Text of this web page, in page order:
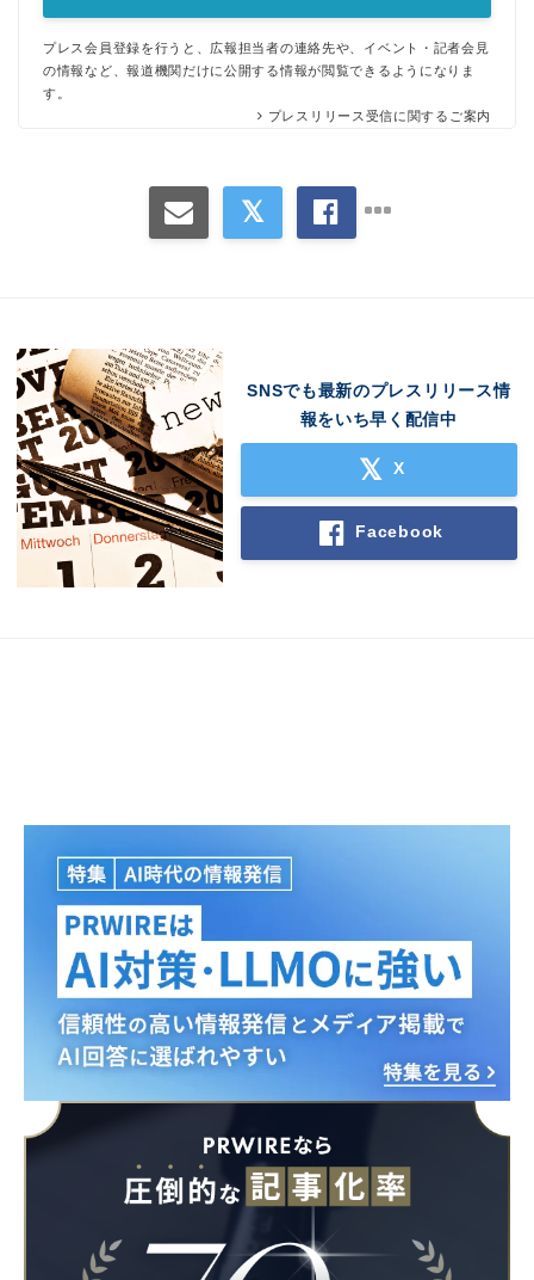
プレス会員登録を行うと、広報担当者の連絡先や、イベント・記者会見
の情報など、報道機関だけに公開する情報が閲覧できるようになりま
す。
プレスリリース受信に関するご案内
SNSでも最新のプレスリリース情
報をいち早く配信中
X
Facebook
Japanese
English